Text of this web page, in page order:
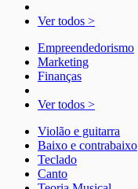
Ver todos >
Empreendedorismo
Marketing
Finanças
Ver todos >
Violão e guitarra
Baixo e contrabaixo
Teclado
Canto